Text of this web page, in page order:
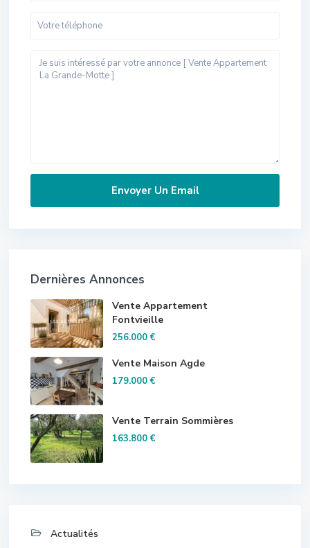
Dernières Annonces
Vente Appartement
Fontvieille
256.000 €
Vente Maison Agde
179.000 €
Vente Terrain Sommières
163.800 €
Actualités